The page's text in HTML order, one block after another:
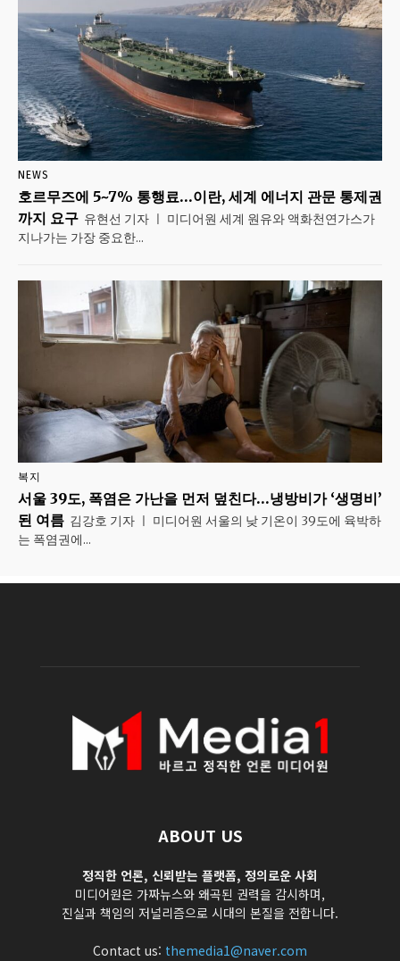
NEWS
호르무즈에 5~7% 통행료…이란, 세계 에너지 관문 통제권
까지 요구 유현선 기자 ㅣ 미디어원 세계 원유와 액화천연가스가
지나가는 가장 중요한...
복지
서울 39도, 폭염은 가난을 먼저 덮친다…냉방비가 ‘생명비’
된 여름 김강호 기자 ㅣ 미디어원 서울의 낮 기온이 39도에 육박하
는 폭염권에...
ABOUT US
정직한 언론, 신뢰받는 플랫폼, 정의로운 사회
미디어원은 가짜뉴스와 왜곡된 권력을 감시하며,
진실과 책임의 저널리즘으로 시대의 본질을 전합니다.
Contact us: themedia1@naver.com